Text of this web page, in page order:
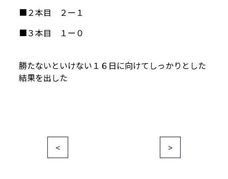
■２本目 ２ー１
■３本目 １ー０
勝たないといけない１６日に向けてしっかりとした
結果を出した
< >